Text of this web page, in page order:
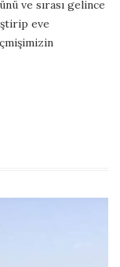
ve sırası gelince
eve